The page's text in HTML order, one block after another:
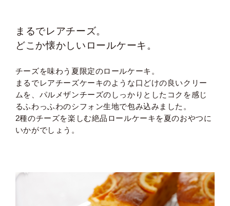
まるでレアチーズ。
どこか懐かしいロールケーキ。
チーズを味わう夏限定のロールケーキ。
まるでレアチーズケーキのような口どけの良いクリー
ムを、 パルメザンチーズのしっかりとしたコクを感じ
るふわっふわのシフォン生地で包み込みました。
2種のチーズを楽しむ絶品ロールケーキを夏のおやつに
いかがでしょう。